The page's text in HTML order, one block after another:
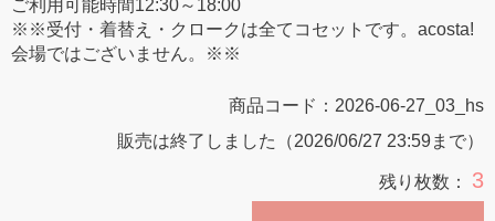
ご利用可能時間12:30～18:00
※※受付・着替え・クロークは全てコセットです。acosta!
会場ではございません。※※
商品コード： 2026-06-27_03_hs
販売は終了しました（2026/06/27 23:59まで）
残り枚数： 3